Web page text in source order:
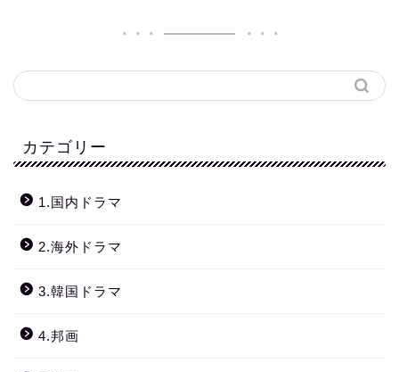
カテゴリー
1.国内ドラマ
2.海外ドラマ
3.韓国ドラマ
4.邦画